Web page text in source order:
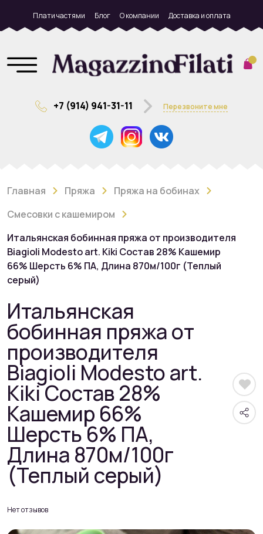
Плати частями Блог О компании Доставка и оплата
+7 (914) 941-31-11 Перезвоните мне
Главная Пряжа
Пряжа на бобинах
Смесовки с кашемиром
Итальянская бобинная пряжа от производителя
Biagioli Modesto art. Kiki Состав 28% Кашемир
66% Шерсть 6% ПА, Длина 870м/100г (Теплый
серый)
Итальянская
бобинная пряжа от
производителя
Biagioli Modesto art.
Kiki Состав 28%
Кашемир 66%
Шерсть 6% ПА,
Длина 870м/100г
(Теплый серый)
Нет отзывов